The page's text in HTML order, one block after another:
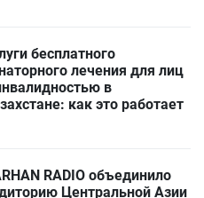
бесплатного
лечения для лиц
в
как это работает
RADIO объединило
Центральной Азии